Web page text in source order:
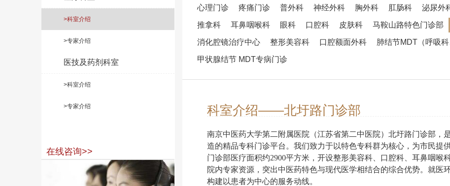
>科室介绍
>专家介绍
医技及药剂科室
>科室介绍
>专家介绍
在线咨询>>
心理门诊 疼痛门诊 普外科 神经外科 胸外科 肛肠科 泌尿外
推拿科 耳鼻咽喉科 眼科 口腔科 皮肤科 马鞍山路特色门诊部
消化腔镜治疗中心 整形美容科 口腔额面外科 肺结节MDT（呼吸
甲状腺结节 MDT专病门诊
科室介绍——北圩路门诊部
南京中医药大学第二附属医院（江苏省第二中医院）北圩路门诊部，
造的精品专科门诊平台。我们致力于以特色专科群为核心，为市民提
门诊部医疗面积约2900平方米，开设整形美容科、口腔科、耳鼻咽喉
院内专家资源，突出中医药特色与现代医学相结合的综合优势。就医
构建以患者为中心的服务动线。